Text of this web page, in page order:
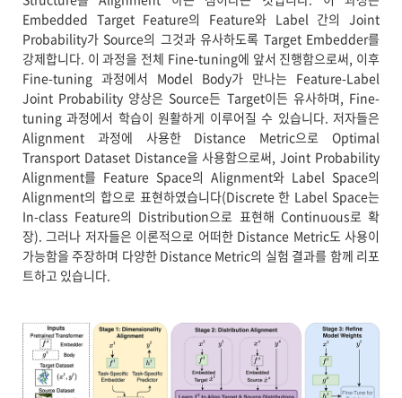
Embedded Target Feature의 Feature와 Label 간의 Joint
Probability가 Source의 그것과 유사하도록 Target Embedder를
강제합니다. 이 과정을 전체 Fine-tuning에 앞서 진행함으로써, 이후
Fine-tuning 과정에서 Model Body가 만나는 Feature-Label
Joint Probability 양상은 Source든 Target이든 유사하며, Fine-
tuning 과정에서 학습이 원활하게 이루어질 수 있습니다. 저자들은
Alignment 과정에 사용한 Distance Metric으로 Optimal
Transport Dataset Distance을 사용함으로써, Joint Probability
Alignment를 Feature Space의 Alignment와 Label Space의
Alignment의 합으로 표현하였습니다(Discrete 한 Label Space는
In-class Feature의 Distribution으로 표현해 Continuous로 확
장). 그러나 저자들은 이론적으로 어떠한 Distance Metric도 사용이
가능함을 주장하며 다양한 Distance Metric의 실험 결과를 함께 리포
트하고 있습니다.